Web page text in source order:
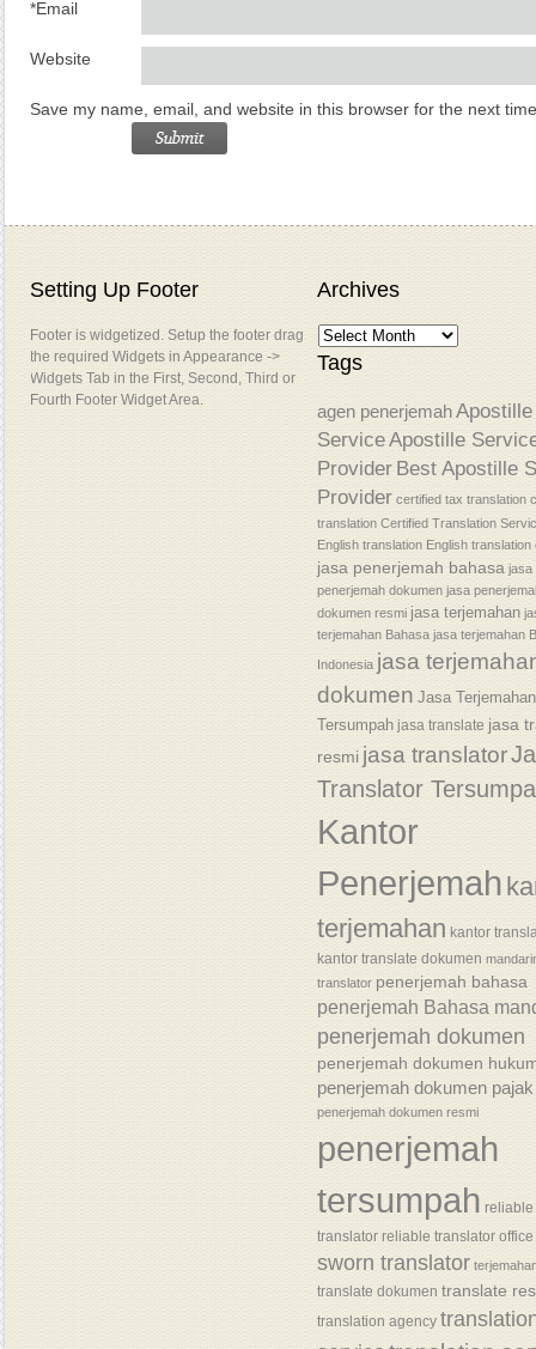
Email
*
Website
Save my name, email, and website in this browser for the next
Setting Up Footer
Footer is widgetized. Setup the footer drag
the required Widgets in Appearance ->
Widgets Tab in the First, Second, Third or
Fourth Footer Widget Area.
Archives
Tags
agen penerjemah Apostille
ServiceApostille
Provider Best Apostille
Provider certified tax translation
translation Certified Translation
English translation English
jasa penerjemah bahasa jasa
penerjemah dokumen jasa
dokumen resmi jasa terjemahan
terjemahan Bahasa jasa terjemahan
Indonesia jasa
dokumen Jasa Terjemahan
Tersumpah jasa translate jasa
resmi jasa translator
Translator
Kantor
Penerjemah
terjemahan kantor
kantor translate dokumen
translator penerjemah bahasa
penerjemah Bahasa
penerjemah dokumen
penerjemah dokumen
penerjemah dokumen pajak
penerjemah dokumen resmi
penerjemah
tersumpah reliable
translator reliable translator office
sworn translator
translate dokumen translate
translation agency